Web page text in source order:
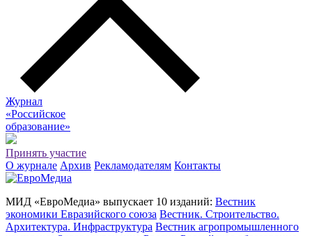
Журнал
«Российское
образование»
Принять участие
О журнале Архив Рекламодателям Контакты
МИД «ЕвроМедиа» выпускает 10 изданий: Вестник
экономики Евразийского союза Вестник. Строительство.
Архитектура. Инфраструктура Вестник агропромышленного